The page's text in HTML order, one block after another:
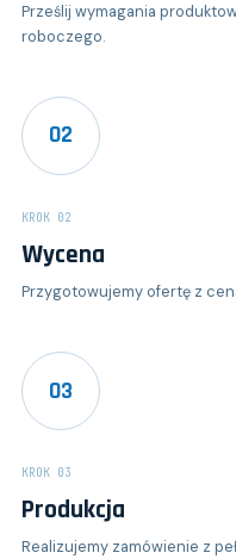
Prześlij wymagania
roboczego.
02
KROK 02
Wycena
Przygotowujemy ofertę z
03
KROK 03
Produkcja
Realizujemy zamówienie z